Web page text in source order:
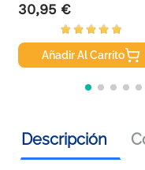
Precio
30,95 €
Añadir Al Carrito
Descripción